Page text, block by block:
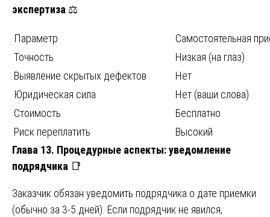
экспертиза ⚖️
Параметр
Самостоятельная
Точность
Низкая (на глаз)
Выявление скрытых дефектов
Нет
Юридическая сила
Нет (ваши слова)
Стоимость
Бесплатно
Риск переплатить
Высокий
Глава 13. Процедурные аспекты: уведомление
подрядчика 📑
Заказчик обязан уведомить подрядчика о дате приемки
(обычно за 3-5 дней). Если подрядчик не явился,